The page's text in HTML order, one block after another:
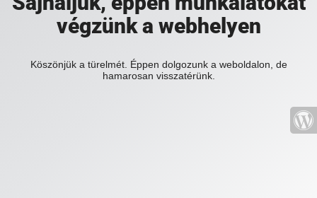
végzünk a webhelyen
Köszönjük a türelmét. Éppen dolgozunk a weboldalon, de
hamarosan visszatérünk.